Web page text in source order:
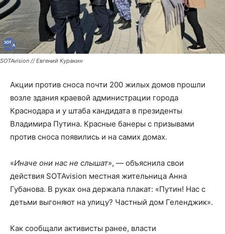
SOTAvision // Евгений Куракин
Акции против сноса почти 200 жилых домов прошли
возле здания краевой администрации города
Краснодара и у штаба кандидата в президенты
Владимира Путина. Красные банеры с призывами
против сноса появились и на самих домах.
«Иначе они нас не слышат», — объяснила свои
действия SOTAvision местная жительница Анна
Губанова. В руках она держала плакат: «Путин! Нас с
детьми выгоняют на улицу? Частный дом Геленджик».
Как сообщали активисты ранее, власти